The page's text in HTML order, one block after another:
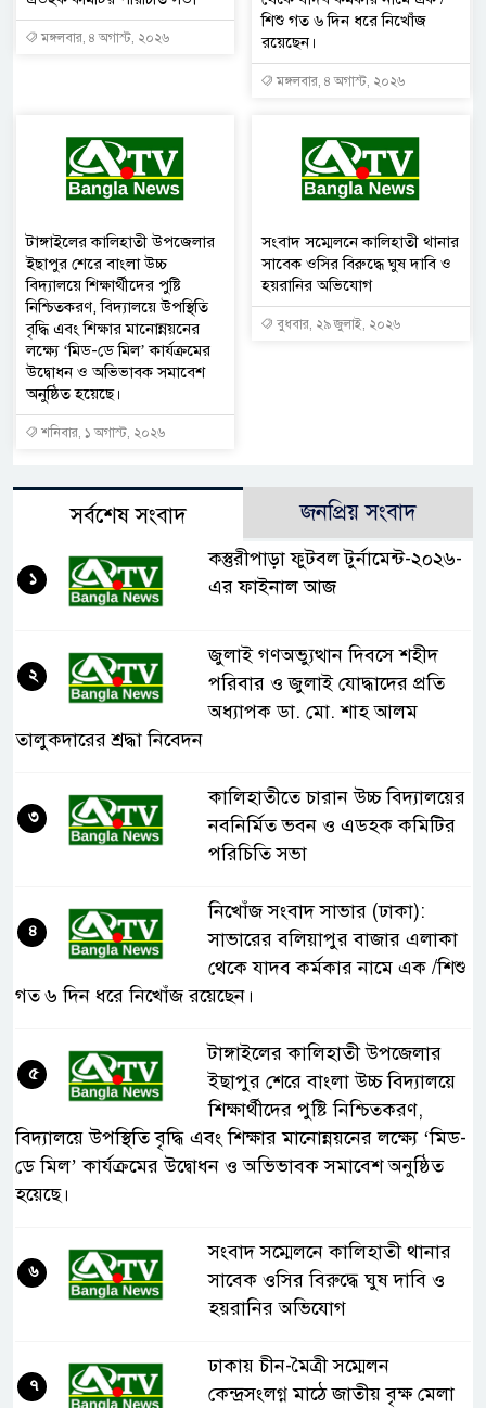
মঙ্গলবার, ৪ অগাস্ট, ২০২৬
শিশু গত ৬ দিন ধরে নিখোঁজ
রয়েছেন।
মঙ্গলবার, ৪ অগাস্ট, ২০২৬
টাঙ্গাইলের কালিহাতী উপজেলার
ইছাপুর শেরে বাংলা উচ্চ
বিদ্যালয়ে শিক্ষার্থীদের পুষ্টি
নিশ্চিতকরণ, বিদ্যালয়ে উপস্থিতি
বৃদ্ধি এবং শিক্ষার মানোন্নয়নের
লক্ষ্যে ‘মিড-ডে মিল’ কার্যক্রমের
উদ্বোধন ও অভিভাবক সমাবেশ
অনুষ্ঠিত হয়েছে।
শনিবার, ১ অগাস্ট, ২০২৬
সংবাদ সম্মেলনে কালিহাতী থানার
সাবেক ওসির বিরুদ্ধে ঘুষ দাবি ও
হয়রানির অভিযোগ
বুধবার, ২৯ জুলাই, ২০২৬
সর্বশেষ সংবাদ জনপ্রিয় সংবাদ
কস্তুরীপাড়া ফুটবল টুর্নামেন্ট-২০২৬-
এর ফাইনাল আজ
১
জুলাই গণঅভ্যুত্থান দিবসে শহীদ
পরিবার ও জুলাই যোদ্ধাদের প্রতি
অধ্যাপক ডা. মো. শাহ আলম
তালুকদারের শ্রদ্ধা নিবেদন
২
কালিহাতীতে চারান উচ্চ বিদ্যালয়ের
নবনির্মিত ভবন ও এডহক কমিটির
পরিচিতি সভা
৩
নিখোঁজ সংবাদ সাভার (ঢাকা):
সাভারের বলিয়াপুর বাজার এলাকা
থেকে যাদব কর্মকার নামে এক /শিশু
গত ৬ দিন ধরে নিখোঁজ রয়েছেন।
৪
টাঙ্গাইলের কালিহাতী উপজেলার
ইছাপুর শেরে বাংলা উচ্চ বিদ্যালয়ে
শিক্ষার্থীদের পুষ্টি নিশ্চিতকরণ,
বিদ্যালয়ে উপস্থিতি বৃদ্ধি এবং শিক্ষার মানোন্নয়নের লক্ষ্যে ‘মিড-
ডে মিল’ কার্যক্রমের উদ্বোধন ও অভিভাবক সমাবেশ অনুষ্ঠিত
হয়েছে।
৫
সংবাদ সম্মেলনে কালিহাতী থানার
সাবেক ওসির বিরুদ্ধে ঘুষ দাবি ও
হয়রানির অভিযোগ
৬
ঢাকায় চীন-মৈত্রী সম্মেলন
কেন্দ্রসংলগ্ন মাঠে জাতীয় বৃক্ষ মেলা
৭